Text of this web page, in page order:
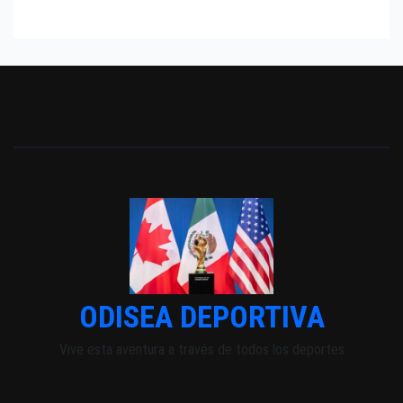
ODISEA DEPORTIVA
Vive esta aventura a través de todos los deportes